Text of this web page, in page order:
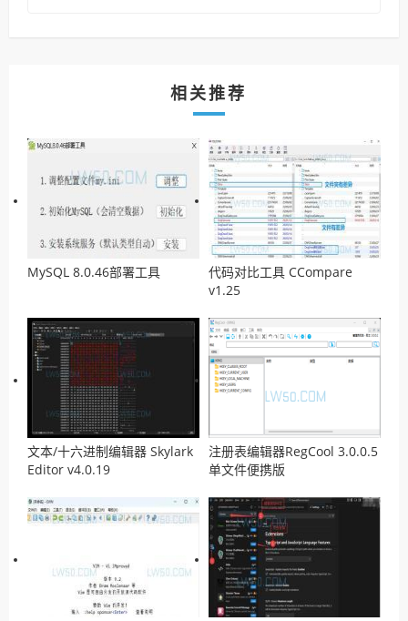
相关推荐
MySQL 8.0.46部署工具
代码对比工具 CCompare
v1.25
文本/十六进制编辑器 Skylark
Editor v4.0.19
注册表编辑器RegCool 3.0.0.5
单文件便携版